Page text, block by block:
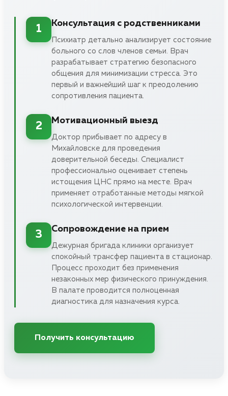
1
Консультация с родственниками
Психиатр детально анализирует состояние
больного со слов членов семьи. Врач
разрабатывает стратегию безопасного
общения для минимизации стресса. Это
первый и важнейший шаг к преодолению
сопротивления пациента.
2
Мотивационный выезд
Доктор прибывает по адресу в
Михайловске для проведения
доверительной беседы. Специалист
профессионально оценивает степень
истощения ЦНС прямо на месте. Врач
применяет отработанные методы мягкой
психологической интервенции.
3
Сопровождение на прием
Дежурная бригада клиники организует
спокойный трансфер пациента в стационар.
Процесс проходит без применения
незаконных мер физического принуждения.
В палате проводится полноценная
диагностика для назначения курса.
Получить консультацию